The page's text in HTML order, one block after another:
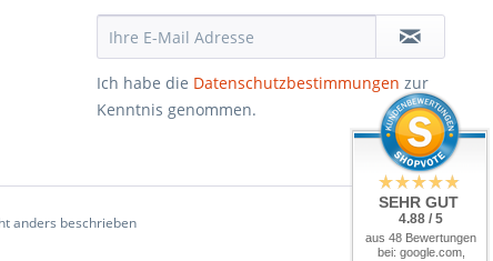
Ich habe die Datenschutzbestimmungen zur
Kenntnis genommen.
anders beschrieben
SEHR GUT
4.88 / 5
aus 48 Bewertungen
bei: google.com,